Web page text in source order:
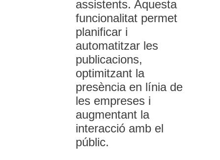
assistents. Aquesta
funcionalitat permet
planificar i
automatitzar les
publicacions,
optimitzant la
presència en línia de
les empreses i
augmentant la
interacció amb el
públic.